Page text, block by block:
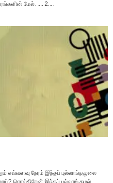
மேல். .... 2....
எவ்வளவு நேரம் இந்தப் புல்லாங்குழலை
சொல்கிறேன் இந்தப் புல்லாங்குழல்